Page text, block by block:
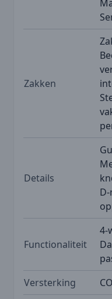
Zakken
Details
Functionaliteit
4-
Versterking